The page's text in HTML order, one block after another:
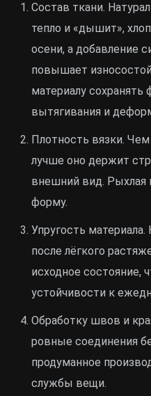
Состав ткани.
тепло и «дышит»,
осени, а добавление
повышает
материалу
вытягивания и
Плотность вязки.
лучше оно держит
внешний вид. Рыхлая
форму.
Упругость
после лёгкого
исходное состояние,
устойчивости к
Обработку швов и
ровные соединения
продуманное
службы вещи.